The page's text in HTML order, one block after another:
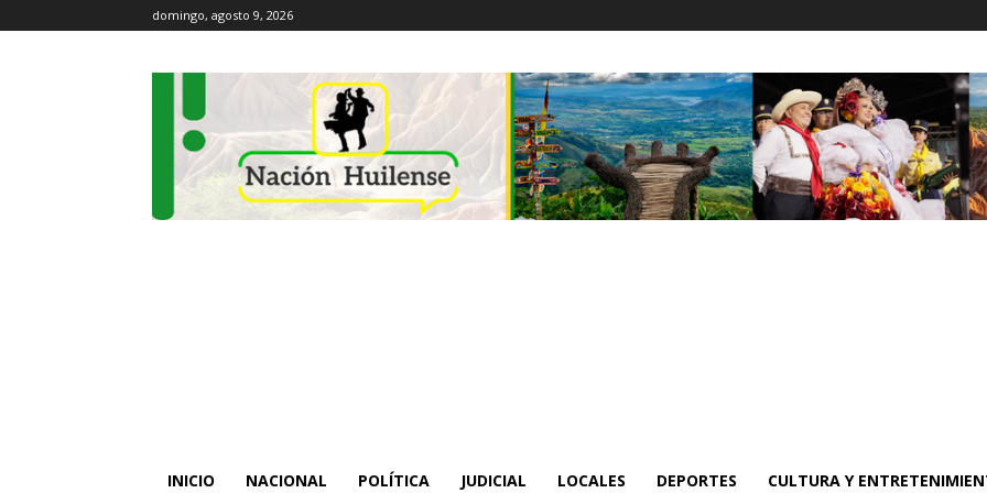
domingo, agosto 9, 2026
INICIO NACIONAL POLÍTICA JUDICIAL LOCALES DEPORTES CULTURA Y